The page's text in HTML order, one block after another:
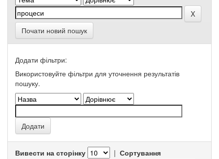
Почати новий пошук
Додати фільтри:
Використовуйте фільтри для уточнення результатів
пошуку.
Вивести на сторінку | Сортування